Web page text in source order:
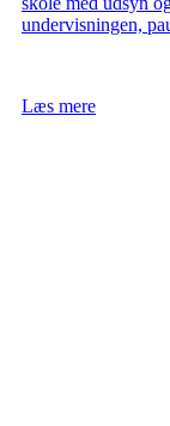
undervisningen,
Læs mere